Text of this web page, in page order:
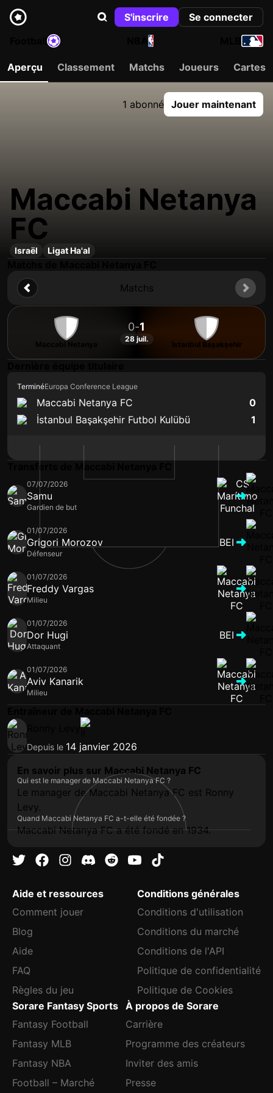
S'inscrire
Se connecter
NBA
Aperçu Classement Matchs Joueurs Cartes
1 abonné Jouer maintenant
Maccabi Netanya
FC
Israël Ligat Ha'al
Matchs
0-1
28 juil.
İstanbul Başakşehir
TerminéEuropa Conference League
Maccabi Netanya FC
0
1
İstanbul Başakşehir Futbol Kulübü
07/07/2026
Samu
Gardien de but
01/07/2026
Grigori Morozov
Défenseur
BEI
01/07/2026
Freddy Vargas
Milieu
01/07/2026
Dor Hugi
Attaquant
BEI
01/07/2026
Aviv Kanarik
Milieu
Depuis le 14 janvier 2026
En savoir plus sur Maccabi Netanya FC
Qui est le manager de Maccabi Netanya FC ?
Le manager de Maccabi Netanya FC est Ronny
Levy.
Quand Maccabi Netanya FC a-t-elle été fondée ?
Maccabi Netanya FC a été fondé en 1934.
Aide et ressources
Comment jouer
Blog
Aide
FAQ
Règles du jeu
Conditions générales
Conditions d'utilisation
Conditions du marché
Conditions de l'API
Politique de confidentialité
Politique de Cookies
Sorare Fantasy Sports
Fantasy Football
Fantasy MLB
Fantasy NBA
Football – Marché
À propos de Sorare
Carrière
Programme des créateurs
Inviter des amis
Presse